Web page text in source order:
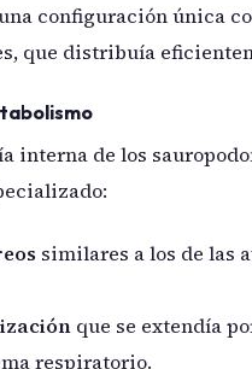
configuración única
que distribuía
interna de los
similares a los de las
que se extendía
respiratorio.